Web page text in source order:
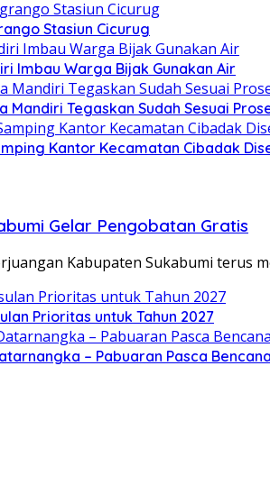
Stasiun Cicurug
Imbau Warga Bijak Gunakan Air
Tegaskan Sudah Sesuai
Kantor Kecamatan Cibadak
Gelar Pengobatan Gratis
Kabupaten Sukabumi terus
Prioritas untuk Tahun 2027
– Pabuaran Pasca Bencana